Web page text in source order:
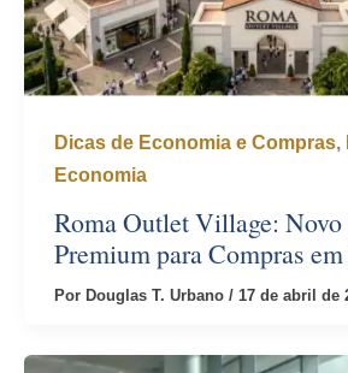
Dicas de Economia e Compras,
Economia
Roma Outlet Village:
Premium para Compras
Por Douglas T. Urbano / 17 de abril de